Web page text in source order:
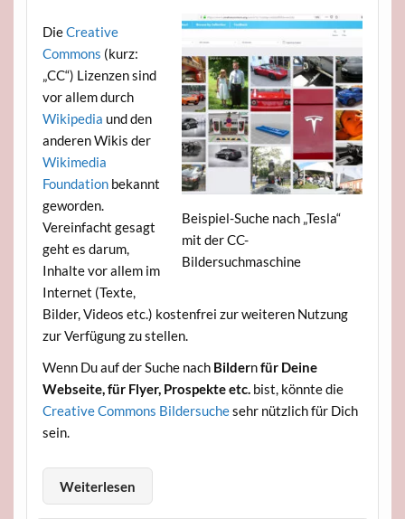
Beispiel-Suche nach „Tesla“
mit der CC-
Bildersuchmaschine
DieCreative
Commons (kurz:
„CC“) Lizenzen sind
vor allem durch
Wikipedia und den
anderen Wikis der
Wikimedia
Foundationbekannt
geworden.
Vereinfacht gesagt
geht es darum,
Inhalte vor allem im
Internet (Texte,
Bilder, Videos etc.) kostenfrei zur weiteren Nutzung
zur Verfügung zu stellen.
Wenn Du auf der Suche nach Bildernfür Deine
Webseite, für Flyer, Prospekte etc.bist, könnte die
Creative Commons Bildersuchesehr nützlich für Dich
sein.
Weiterlesen